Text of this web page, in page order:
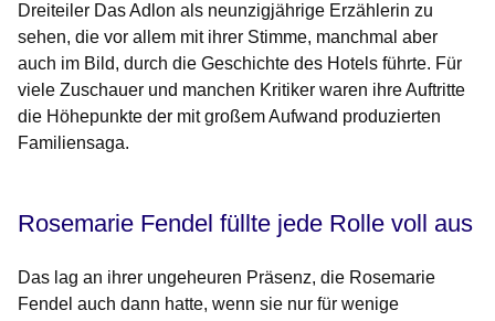
Dreiteiler Das Adlon als neunzigjährige Erzählerin zu
sehen, die vor allem mit ihrer Stimme, manchmal aber
auch im Bild, durch die Geschichte des Hotels führte. Für
viele Zuschauer und manchen Kritiker waren ihre Auftritte
die Höhepunkte der mit großem Aufwand produzierten
Fami­liensaga.
Rosemarie Fendel füllte jede Rolle voll aus
Das lag an ihrer ungeheuren Präsenz, die Rosemarie
Fendel auch dann hatte, wenn sie nur für wenige